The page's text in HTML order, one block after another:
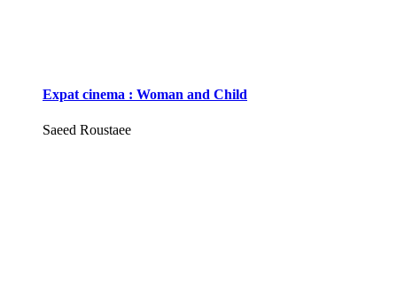
Expat cinema : Woman and Child
Saeed Roustaee